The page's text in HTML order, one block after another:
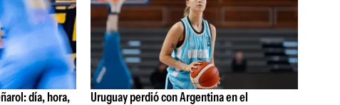
día, hora,
Uruguay perdió con Argentina en el